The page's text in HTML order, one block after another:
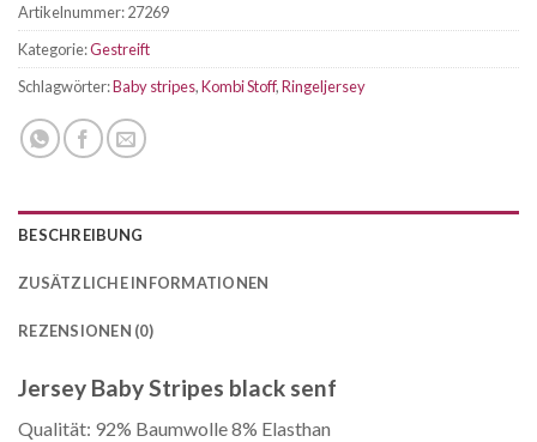
Artikelnummer:27269
Kategorie:Gestreift
Schlagwörter:Baby stripes,Kombi Stoff,Ringeljersey
BESCHREIBUNG
ZUSÄTZLICHE INFORMATIONEN
REZENSIONEN (0)
Jersey Baby Stripes black senf
Qualität: 92% Baumwolle 8% Elasthan